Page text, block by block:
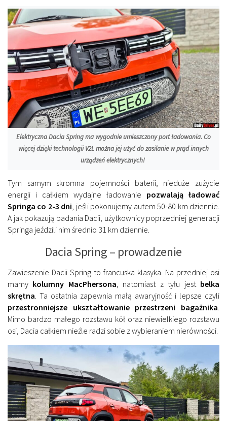
Elektryczna Dacia Spring ma wygodnie umieszczony port ładowania. Co
więcej dzięki technologii V2L można jej użyć do zasilanie w prąd innych
urządzeń elektrycznych!
Tym samym skromna pojemności baterii, nieduże zużycie
energii i całkiem wydajne ładowanie pozwalają ładować
Springa co 2-3 dni, jeśli pokonujemy autem 50-80 km dziennie.
A jak pokazują badania Dacii, użytkownicy poprzedniej generacji
Springa jeździli nim średnio 31 km dziennie.
Dacia Spring – prowadzenie
Zawieszenie Dacii Spring to francuska klasyka. Na przedniej osi
mamy kolumny MacPhersona, natomiast z tyłu jest belka
skrętna. Ta ostatnia zapewnia małą awaryjność i lepsze czyli
przestronniejsze ukształtowanie przestrzeni bagażnika.
Mimo bardzo małego rozstawu kół oraz niewielkiego rozstawu
osi, Dacia całkiem nieźle radzi sobie z wybieraniem nierówności.